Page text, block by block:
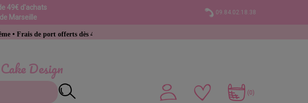
49€ d'achats
Marseille
09.84.02.18.38
Design
offerts dès 49 € d’achat
(0)